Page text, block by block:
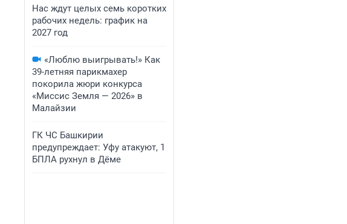
Нас ждут целых семь коротких
рабочих недель: график на
2027 год
«Люблю выигрывать!» Как
39-летняя парикмахер
покорила жюри конкурса
«Миссис Земля — 2026» в
Малайзии
ГК ЧС Башкирии
предупреждает: Уфу атакуют, 1
БПЛА рухнул в Дёме